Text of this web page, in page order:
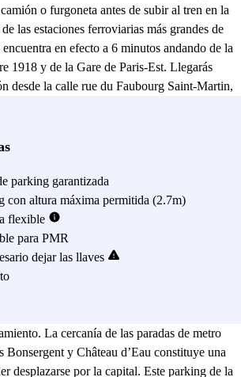
o furgoneta antes de subir al tren en la
las estaciones ferroviarias más grandes de
en efecto a 6 minutos andando de la
1918 y de la Gare de Paris-Est. Llegarás
desde la calle rue du Faubourg Saint-Martin,
el coche en el garaje Grand Garage Saint-
llegar al Teatro Alhambra, al Manoir de
Sagan o al jardín Villemin, en
este aparcamiento está cerca de la
y del ayuntamiento del 10º distrito. A unos
Saint-Laurent – Gare de l’Est, se
Saint-Louis, del otro lado del canal Saint-
La cercanía de las paradas de metro
Bonsergent y Château d’Eau constituye una
desplazarse por la capital. Este parking de la
parking garantizada
con altura máxima permitida (2.7m)
flexible
para PMR
dejar las llaves